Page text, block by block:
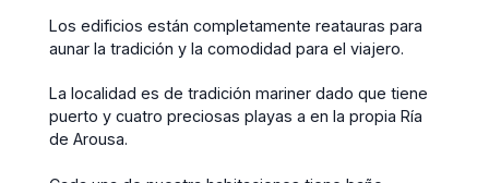
Los edificios están completamente reatauras para
aunar la tradición y la comodidad para el viajero.
La localidad es de tradición mariner dado que tiene
puerto y cuatro preciosas playas a en la propia Ría
de Arousa.